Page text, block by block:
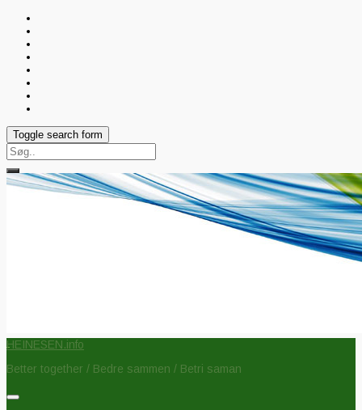
Toggle search form
Search
for:
HEINESEN.info
Better together / Bedre sammen / Betri saman